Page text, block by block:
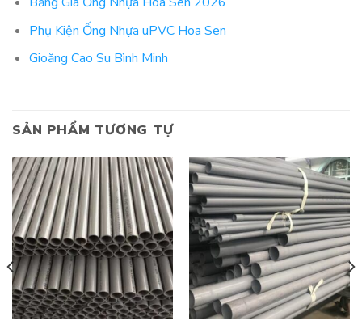
Phụ Kiện Ống Nhựa uPVC Hoa Sen
Gioăng Cao Su Bình Minh
SẢN PHẨM TƯƠNG TỰ